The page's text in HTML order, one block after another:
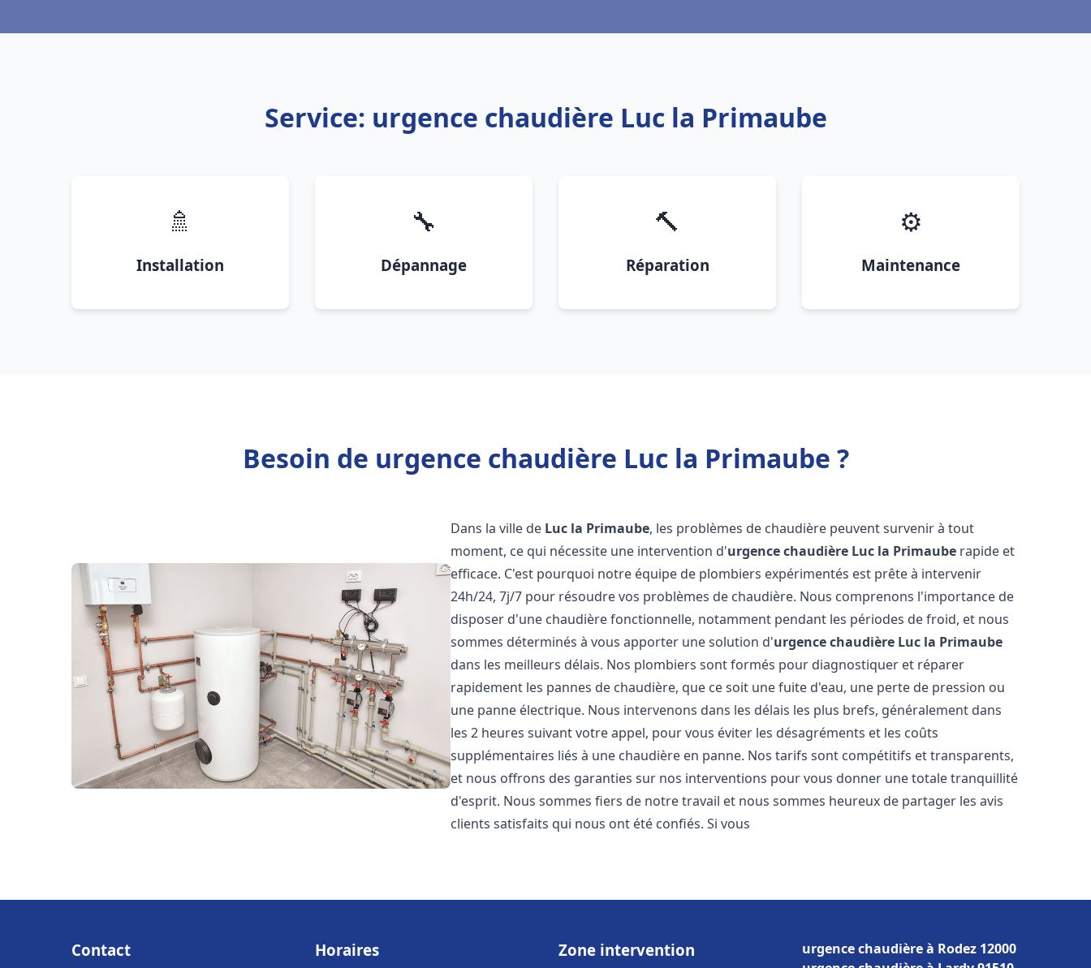
Service: urgence chaudière Luc la Primaube
🚿
Installation
🔧
Dépannage
🔨
Réparation
⚙️
Maintenance
Besoin de urgence chaudière Luc la Primaube ?
Dans la ville de Luc la Primaube, les problèmes de chaudière peuvent survenir à tout
moment, ce qui nécessite une intervention d'urgence chaudière Luc la Primaube rapide et
efficace. C'est pourquoi notre équipe de plombiers expérimentés est prête à intervenir
24h/24, 7j/7 pour résoudre vos problèmes de chaudière. Nous comprenons l'importance de
disposer d'une chaudière fonctionnelle, notamment pendant les périodes de froid, et nous
sommes déterminés à vous apporter une solution d'urgence chaudière Luc la Primaube
dans les meilleurs délais. Nos plombiers sont formés pour diagnostiquer et réparer
rapidement les pannes de chaudière, que ce soit une fuite d'eau, une perte de pression ou
une panne électrique. Nous intervenons dans les délais les plus brefs, généralement dans
les 2 heures suivant votre appel, pour vous éviter les désagréments et les coûts
supplémentaires liés à une chaudière en panne. Nos tarifs sont compétitifs et transparents,
et nous offrons des garanties sur nos interventions pour vous donner une totale tranquillité
d'esprit. Nous sommes fiers de notre travail et nous sommes heureux de partager les avis
clients satisfaits qui nous ont été confiés. Si vous
Contact Horaires Zone intervention
urgence chaudière à Rodez 12000